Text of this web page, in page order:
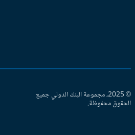
© 2025، مجموعة البنك الدولي جميع
محفوظة.